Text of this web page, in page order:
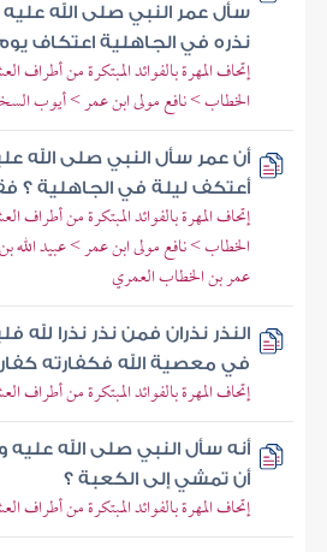
سأل عمر النبي صلى الله
نذره في الجاهلية اعتكاف
إتحاف المهرة بالفوائد المبتكرة من أطراف
الخطاب > نافع مولى ابن عمر > أيوب
أن عمر سأل النبي صلى الله
أعتكف ليلة في الجاهلية ؟
إتحاف المهرة بالفوائد المبتكرة من أطراف
الخطاب > نافع مولى ابن عمر > عبيد
عمر بن الخطاب العمري
النذر نذران فمن نذر نذرا لله
في معصية الله فكفارته
إتحاف المهرة بالفوائد المبتكرة من
أنه سأل النبي صلى الله
أن تمشي إلى الكعبة ؟
إتحاف المهرة بالفوائد المبتكرة من أطراف